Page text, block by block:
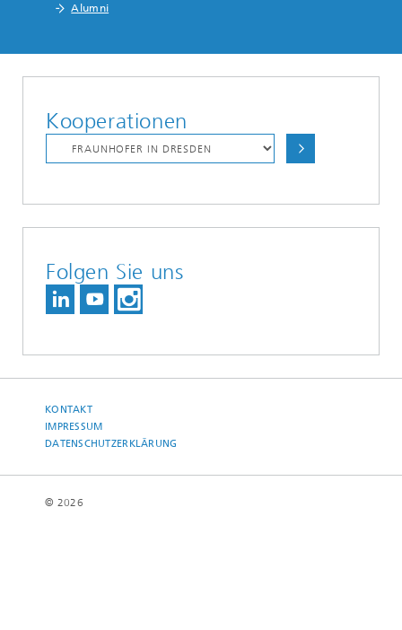
Alumni
Kooperationen
Folgen Sie uns
KONTAKT
IMPRESSUM
DATENSCHUTZERKLÄRUNG
© 2026